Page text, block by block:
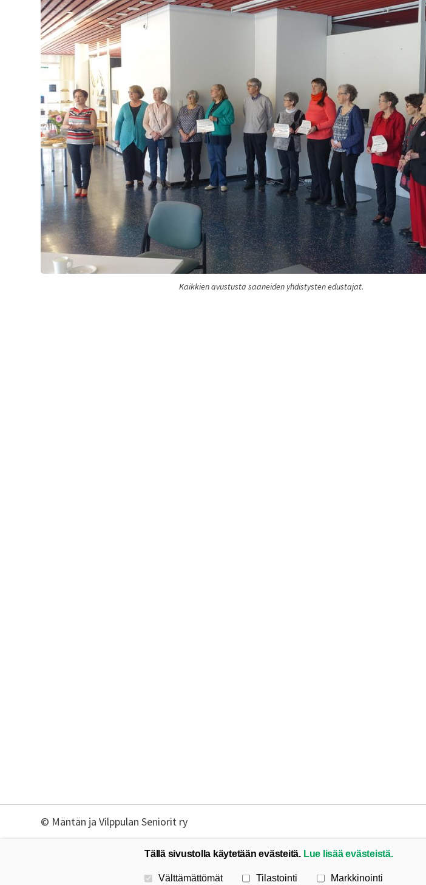
Kaikkien avustusta saaneiden yhdistysten edustajat.
© Mäntän ja Vilppulan Seniorit ry
Tällä sivustolla käytetään evästeitä. Lue lisää evästeistä.
Valitse käytettävät evästeet
Välttämättömät Tilastointi Markkinointi